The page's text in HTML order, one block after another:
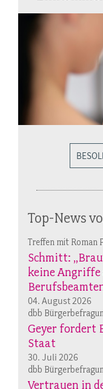
Top-News
Treffen mit Roman
Schmitt:
keine Angriffe
04. August 2026
dbb
Geyer fordert
Staat
30. Juli 2026
dbb
Vertrauen in